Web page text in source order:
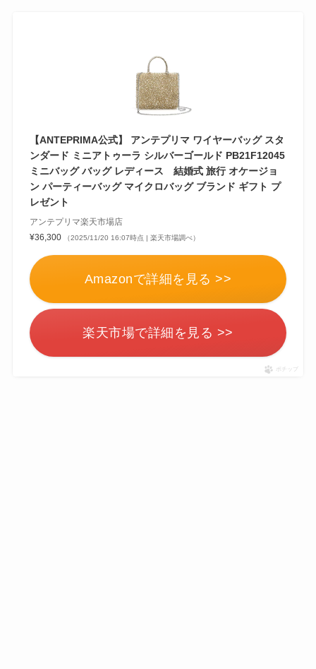
【ANTEPRIMA公式】 アンテプリマ ワイヤーバッグ スタ
ンダード ミニアトゥーラ シルバーゴールド PB21F12045
ミニバッグ バッグ レディース 結婚式 旅行 オケージョ
ン パーティーバッグ マイクロバッグ ブランド ギフト プ
レゼント
アンテプリマ楽天市場店
¥36,300
（2025/11/20 16:07時点 | 楽天市場調べ）
Amazonで詳細を見る >>
楽天市場で詳細を見る >>
ポチップ